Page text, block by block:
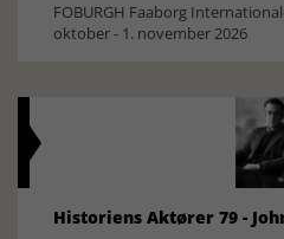
FOBURGH Faaborg
oktober - 1. november 2026
Historiens Aktører 79 -